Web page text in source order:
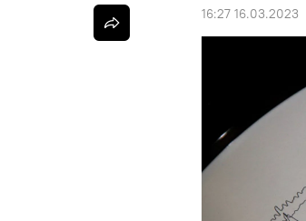
16:27 16.03.2023